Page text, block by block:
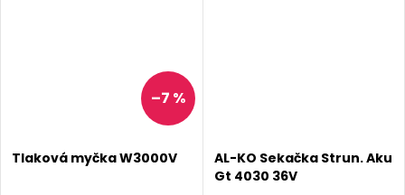
–7 %
Tlaková myčka W3000V
AL-KO Sekačka Strun. Aku
Gt 4030 36V